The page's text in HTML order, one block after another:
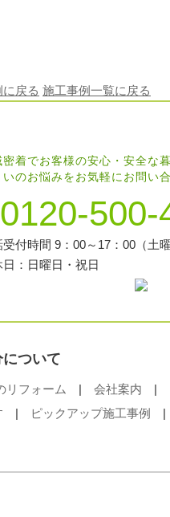
戻る 施工事例一覧に戻る
密着でお客様の安心・安全な
いのお悩みをお気軽にお問い
0120-500-
受付時間 9：00～17：00（土
日：日曜日・祝日
ついて
リフォーム | 会社案内 |
| ピックアップ施工事例 |